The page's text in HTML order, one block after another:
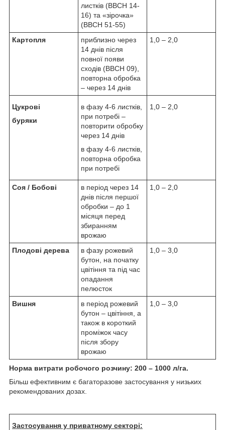
листків (BBCH 14-
16) та «зірочка»
(BBCH 51-55)
Картопля
приблизно через
14 днів після
повної появи
сходів (BBCH 09),
повторна обробка
– через 14 днів
1,0 – 2,0
Цукрові
буряки
в фазу 4-6 листків,
при потребі –
повторити обробку
через 14 днів
в фазу 4-6 листків,
повторна обробка
при потребі
1,0 – 2,0
Соя / Бобові
в період через 14
днів після першої
обробки – до 1
місяця перед
збиранням
врожаю
1,0 – 2,0
Плодові дерева
в фазу рожевий
бутон, на початку
цвітіння та під час
опадання
пелюсток
1,0 – 3,0
Вишня
в період рожевий
бутон – цвітіння, а
також в короткий
проміжок часу
після збору
врожаю
1,0 – 3,0
Норма витрати робочого розчину: 200 – 1000 л/га.
Більш ефективним є багаторазове застосування у низьких
рекомендованих дозах.
Застосування у приватному секторі: